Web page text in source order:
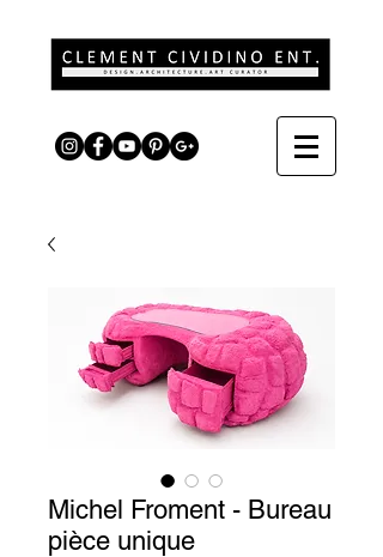
Michel Froment - Bureau
pièce unique